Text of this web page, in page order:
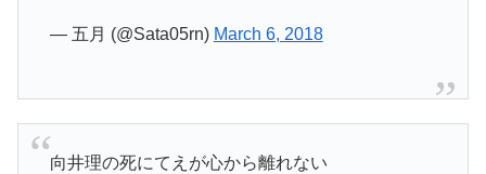
— 五月 (@Sata05rn) March 6, 2018
向井理の死にてえが心から離れない